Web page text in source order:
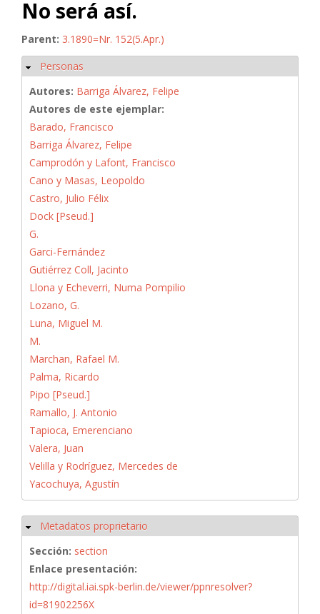
No será así.
Parent: 3.1890=Nr. 152(5.Apr.)
Ocultar
Personas
Autores: Barriga Álvarez, Felipe
Autores de este ejemplar:
Barado, Francisco
Barriga Álvarez, Felipe
Camprodón y Lafont, Francisco
Cano y Masas, Leopoldo
Castro, Julio Félix
Dock [Pseud.]
G.
Garci-Fernández
Gutiérrez Coll, Jacinto
Llona y Echeverri, Numa Pompilio
Lozano, G.
Luna, Miguel M.
M.
Marchan, Rafael M.
Palma, Ricardo
Pipo [Pseud.]
Ramallo, J. Antonio
Tapioca, Emerenciano
Valera, Juan
Velilla y Rodríguez, Mercedes de
Yacochuya, Agustín
Ocultar
Metadatos proprietario
Sección: section
Enlace presentación:
http://digital.iai.spk-berlin.de/viewer/ppnresolver?
id=81902256X